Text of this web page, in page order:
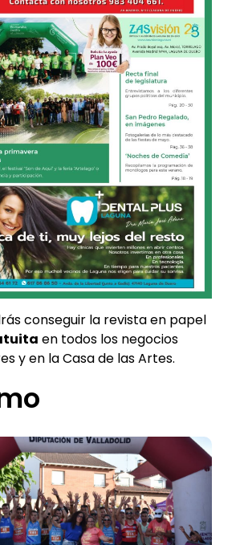
conseguir la revista en papel
en todos los negocios
y en la Casa de las Artes.